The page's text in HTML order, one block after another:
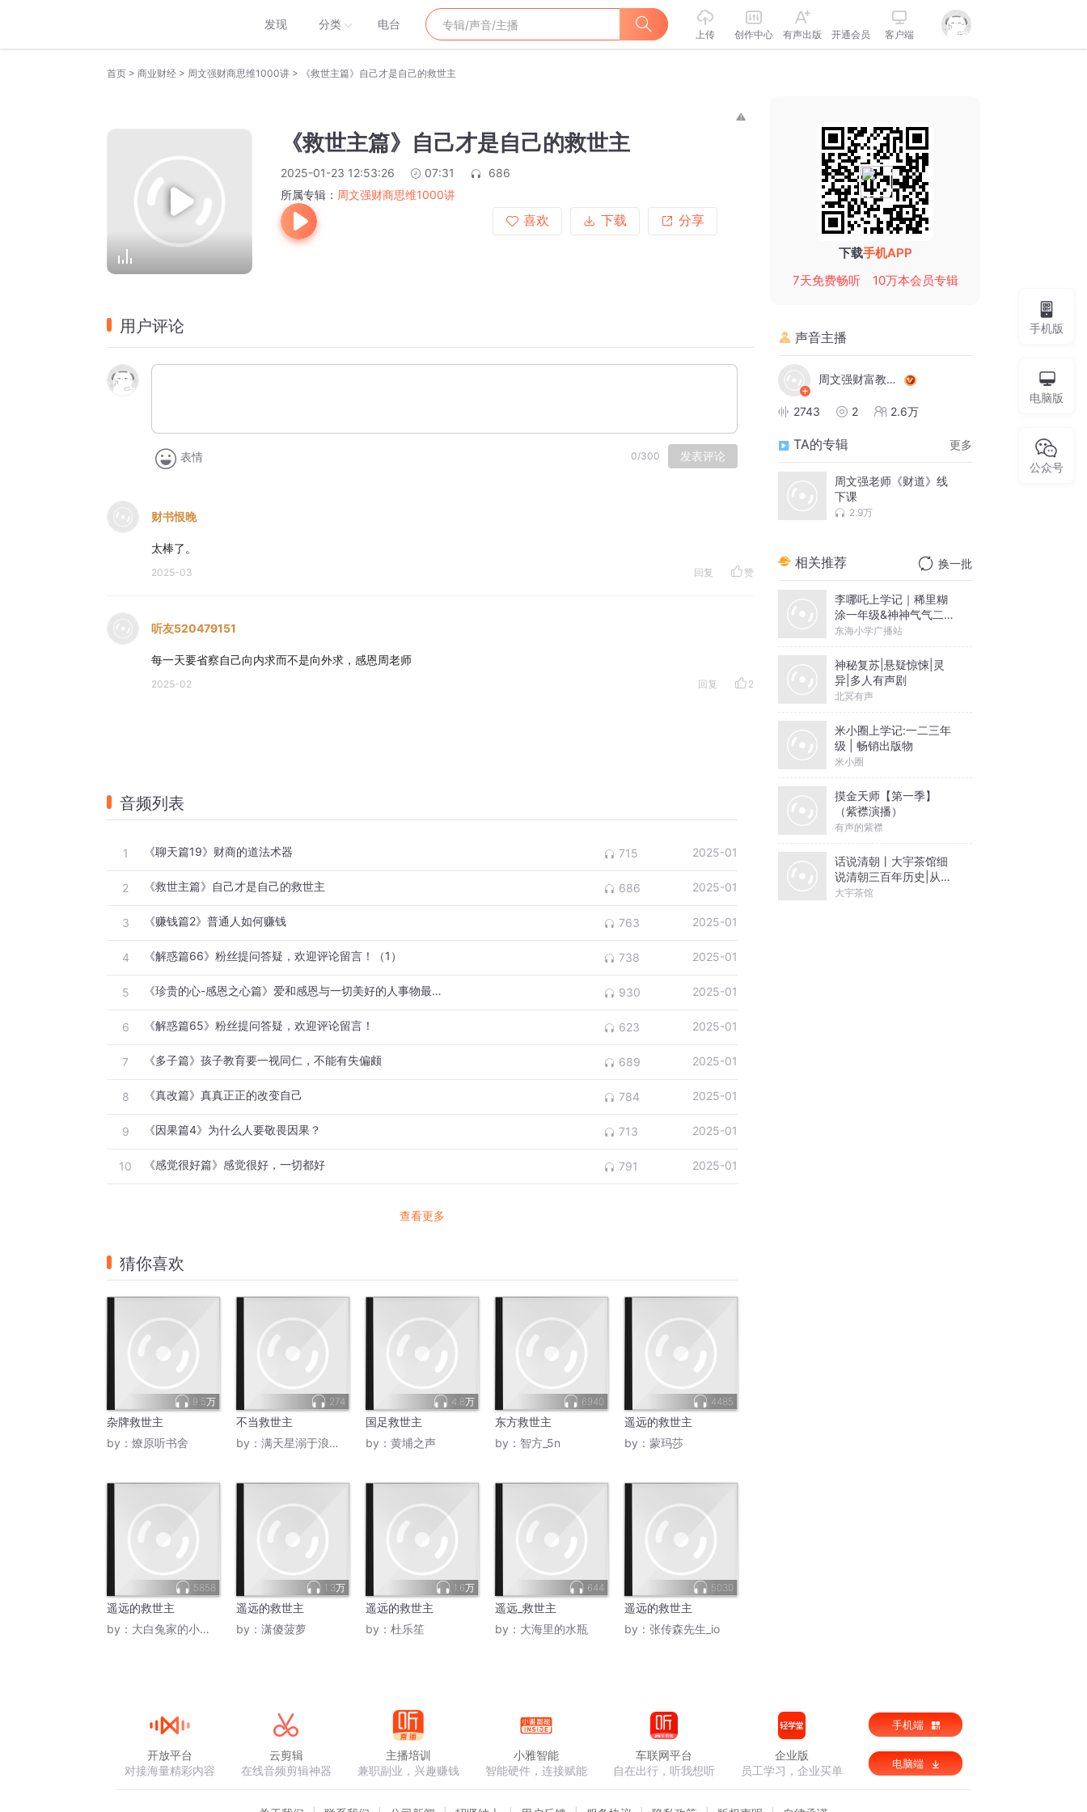
发现 分类 电台
上传 创作中心 有声出版 开通会员 客户端
首页 > 商业财经 > 周文强财商思维1000讲 > 《救世主篇》自己才是自己的救世主
《救世主篇》自己才是自己的救世主
2025-01-23 12:53:26 07:31
686
所属专辑： 周文强财商思维1000讲
喜欢
下载 分享
用户评论
表情 0/300 发表评论
财书恨晚
太棒了。
2025-03 回复 赞
听友520479151
每一天要省察自己向内求而不是向外求，感恩周老师
2025-02 回复 2
音频列表
1 《聊天篇19》财商的道法术器 715 2025-01
2 《救世主篇》自己才是自己的救世主 686 2025-01
3 《赚钱篇2》普通人如何赚钱 763 2025-01
4 《解惑篇66》粉丝提问答疑，欢迎评论留言！（1） 738 2025-01
5 《珍贵的心-感恩之心篇》爱和感恩与一切美好的人事物最近（1） 930 2025-01
6 《解惑篇65》粉丝提问答疑，欢迎评论留言！ 623 2025-01
7 《多子篇》孩子教育要一视同仁，不能有失偏颇 689 2025-01
8 《真改篇》真真正正的改变自己 784 2025-01
9 《因果篇4》为什么人要敬畏因果？ 713 2025-01
10 《感觉很好篇》感觉很好，一切都好 791 2025-01
查看更多
猜你喜欢
9.5万
杂牌救世主
by： 燎原听书舍
274
不当救世主
by： 满天星溺于浪漫_子楠
4.8万
国足救世主
by： 黄埔之声
6940
东方救世主
by： 智方_5n
4485
遥远的救世主
by： 蒙玛莎
5858
遥远的救世主
by： 大白兔家的小白兔
1.3万
遥远的救世主
by： 潇傻菠萝
1.6万
遥远的救世主
by： 杜乐笙
644
遥远_救世主
by： 大海里的水瓶
5030
遥远的救世主
by： 张传森先生_io
下载手机APP
7天免费畅听
10万本会员专辑
声音主播
周文强财富教育咨询
2743 2 2.6万
TA的专辑 更多
周文强老师《财道》线
下课
2.9万
相关推荐 换一批
李哪吒上学记｜稀里糊
涂一年级&神神气气二年
级
东海小学广播站
神秘复苏|悬疑惊悚|灵
异|多人有声剧
北冥有声
米小圈上学记:一二三年
级 | 畅销出版物
米小圈
摸金天师【第一季】
（紫襟演播）
有声的紫襟
话说清朝丨大宇茶馆细
说清朝三百年历史|从努
尔哈赤到末代皇帝溥仪|
大宇茶馆
手机版
电脑版
公众号
开放平台
对接海量精彩内容
云剪辑
在线音频剪辑神器
主播培训
兼职副业，兴趣赚钱
小雅智能
智能硬件，连接赋能
车联网平台
自在出行，听我想听
企业版
员工学习，企业买单
手机端
电脑端